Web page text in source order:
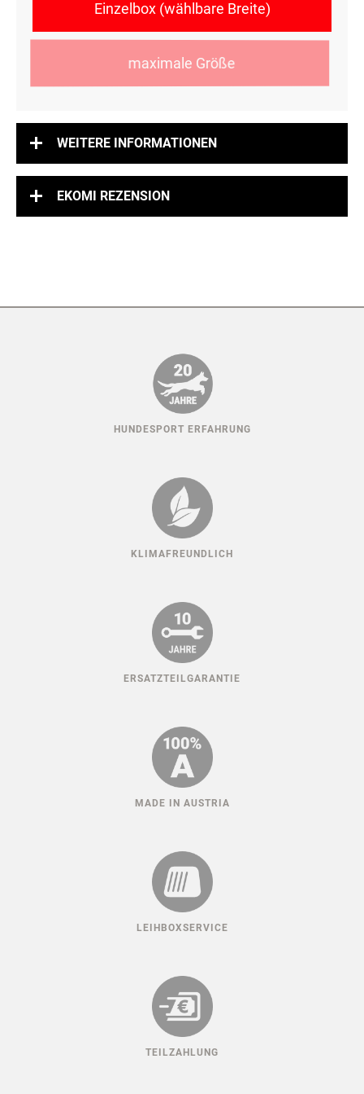
Einzelbox (wählbare Breite)
maximale Größe
WEITERE INFORMATIONEN
EKOMI REZENSION
HUNDESPORT ERFAHRUNG
KLIMAFREUNDLICH
ERSATZTEILGARANTIE
MADE IN AUSTRIA
LEIHBOXSERVICE
TEILZAHLUNG